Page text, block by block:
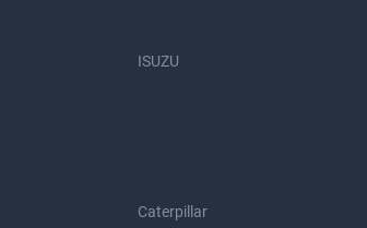
ISUZU
Caterpillar